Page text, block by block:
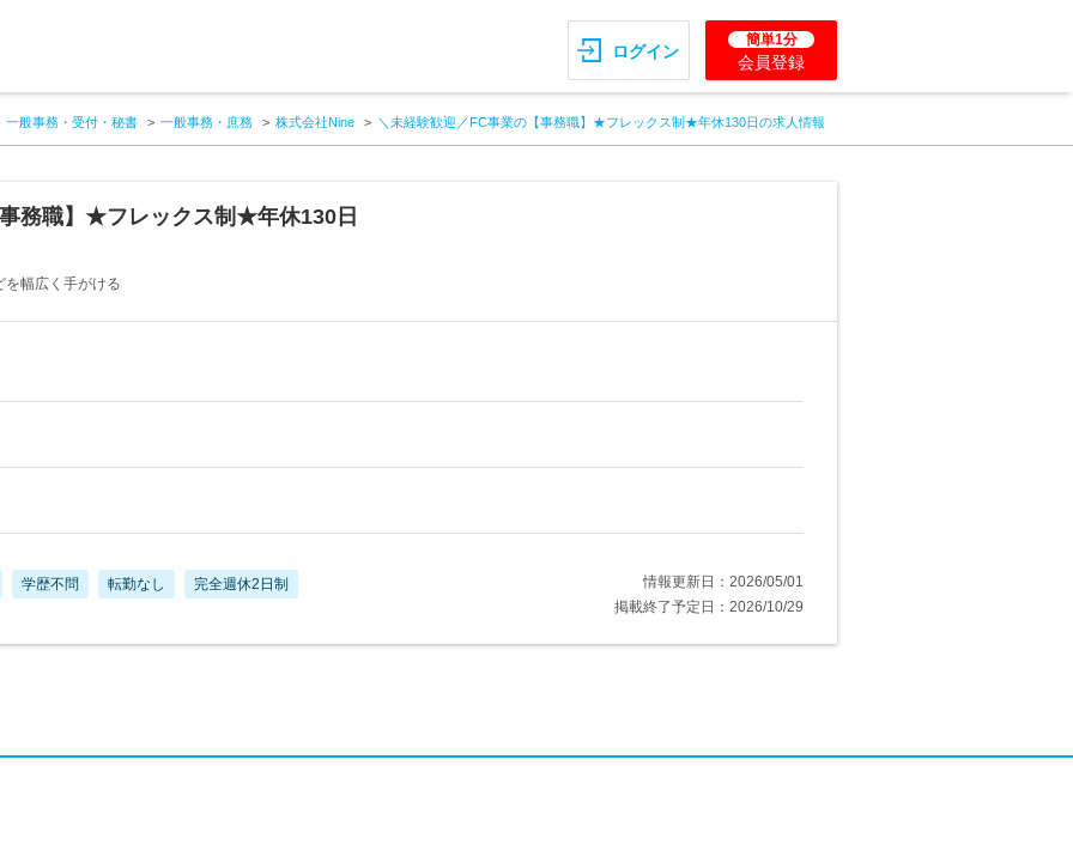
ログイン
簡単1分
会員登録
一般事務・受付・秘書 一般事務・庶務 株式会社Nine ＼未経験歓迎／FC事業の【事務職】★フレックス制★年休130日の求人情報
務職】★フレックス制★年休130日
を幅広く手がける
学歴不問 転勤なし 完全週休2日制
情報更新日：2026/05/01
掲載終了予定日：2026/10/29